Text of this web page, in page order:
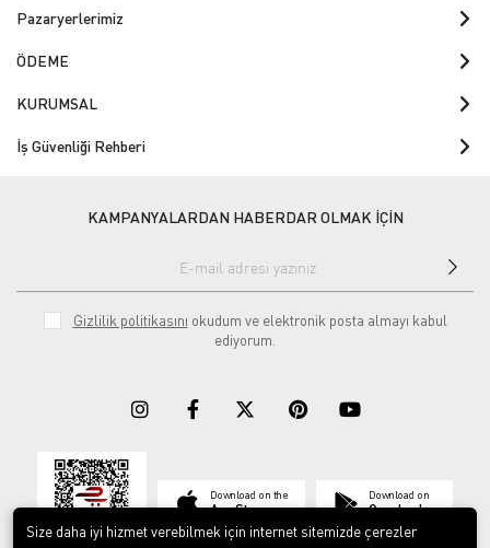
Pazaryerlerimiz
ÖDEME
KURUMSAL
İş Güvenliği Rehberi
KAMPANYALARDAN HABERDAR OLMAK İÇİN
Gizlilik politikasını okudum ve elektronik posta almayı kabul
ediyorum.
Download on the
App Store
Download on
Google play
Size daha iyi hizmet verebilmek için internet sitemizde çerezler